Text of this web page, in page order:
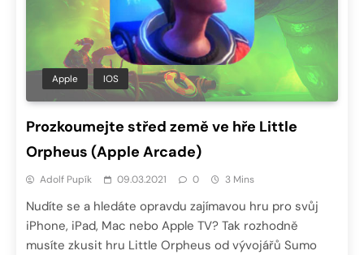
Apple IOS
Prozkoumejte střed země ve hře Little
Orpheu‪s‬ (Apple Arcade)
Adolf Pupík 09.03.2021 0 3 Mins
Nudíte se a hledáte opravdu zajímavou hru pro svůj
iPhone, iPad, Mac nebo Apple TV? Tak rozhodně
musíte zkusit hru Little Orpheu‪s od vývojářů Sumo